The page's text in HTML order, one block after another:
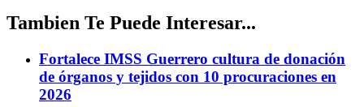
Tambien Te Puede Interesar...
Fortalece IMSS Guerrero cultura de donación
de órganos y tejidos con 10 procuraciones en
2026